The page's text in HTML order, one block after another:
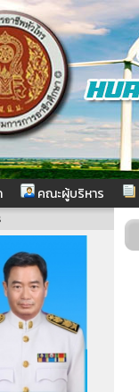
คณะผู้บริหาร